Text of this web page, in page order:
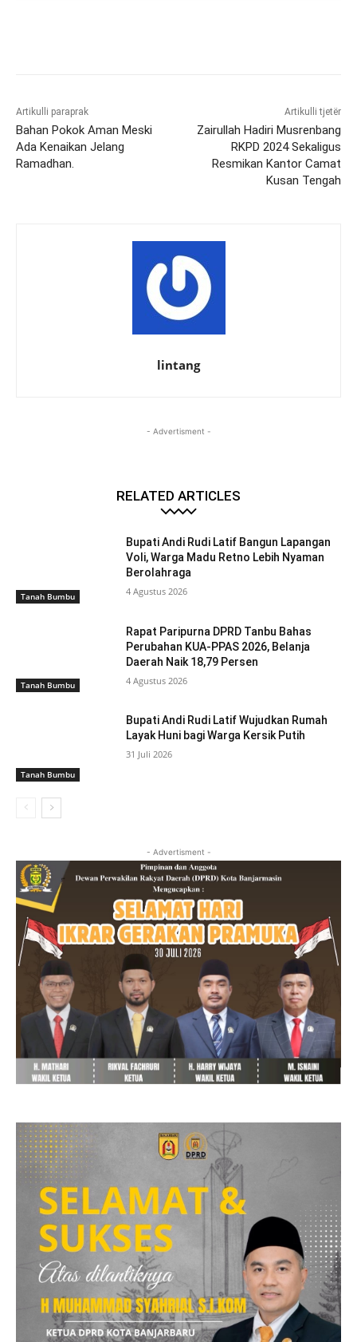
Artikulli paraprak
Bahan Pokok Aman Meski
Ada Kenaikan Jelang
Ramadhan.
Artikulli tjetër
Zairullah Hadiri Musrenbang
RKPD 2024 Sekaligus
Resmikan Kantor Camat
Kusan Tengah
lintang
- Advertisment -
RELATED ARTICLES
Tanah Bumbu
Bupati Andi Rudi Latif Bangun Lapangan
Voli, Warga Madu Retno Lebih Nyaman
Berolahraga
4 Agustus 2026
Tanah Bumbu
Rapat Paripurna DPRD Tanbu Bahas
Perubahan KUA-PPAS 2026, Belanja
Daerah Naik 18,79 Persen
4 Agustus 2026
Tanah Bumbu
Bupati Andi Rudi Latif Wujudkan Rumah
Layak Huni bagi Warga Kersik Putih
31 Juli 2026
- Advertisment -